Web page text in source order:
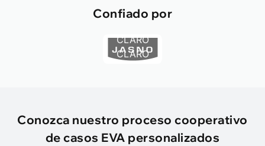
Confiado por
CLARO
CLARO
Conozca nuestro proceso cooperativo
de casos EVA personalizados